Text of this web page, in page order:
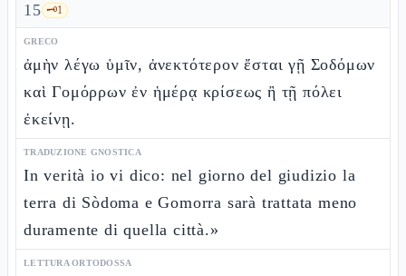
15 🗝️1
GRECO
ἀμὴν λέγω ὑμῖν, ἀνεκτότερον ἔσται γῇ Σοδόμων
καὶ Γομόρρων ἐν ἡμέρᾳ κρίσεως ἢ τῇ πόλει
ἐκείνῃ.
TRADUZIONE GNOSTICA
In verità io vi dico: nel giorno del giudizio la
terra di Sòdoma e Gomorra sarà trattata meno
duramente di quella città.»
LETTURA ORTODOSSA